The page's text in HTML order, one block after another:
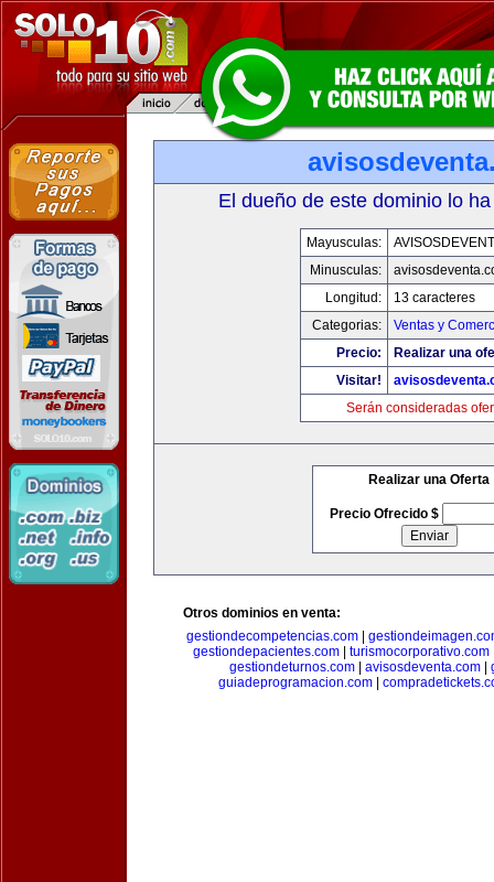
El dueño de este dominio lo
Mayusculas:
Minusculas:
Longitud:
13 caracteres
Categorias:
Ventas y
Precio:
Realizar una
Visitar!
Serán consideradas
Realizar una Oferta
Precio Ofrecido $
Otros dominios en venta:
gestiondecompetencias.com|
gestiondepacientes.com| turismocorporativo.com
gestiondeturnos.com| avisosdeventa.com|
guiadeprogramacion.com|